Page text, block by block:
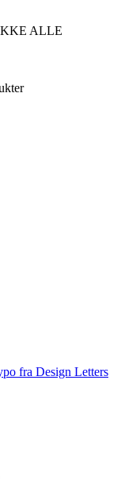
ALLE
fra Design Letters